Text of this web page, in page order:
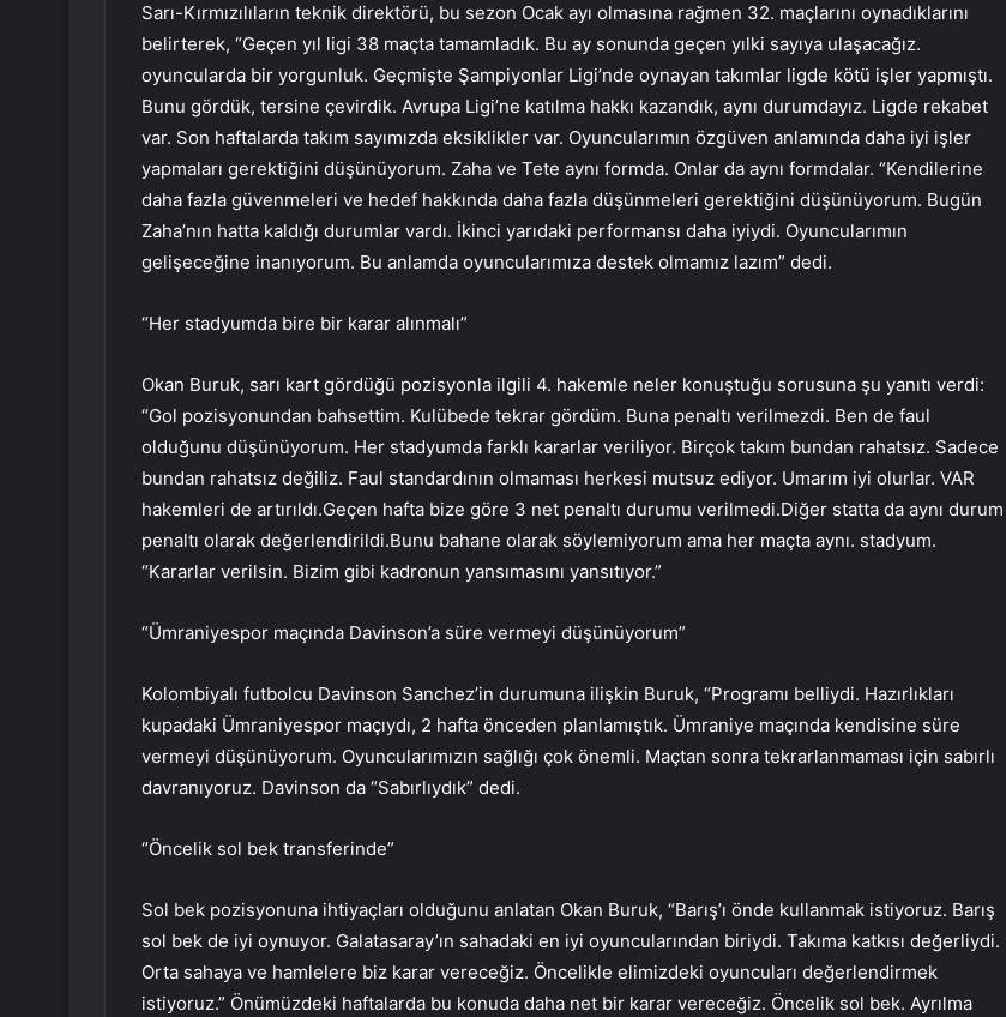
Sarı-Kırmızılıların teknik direktörü, bu sezon Ocak ayı olmasına rağmen 32. maçlarını oynadıklarını
belirterek, “Geçen yıl ligi 38 maçta tamamladık. Bu ay sonunda geçen yılki sayıya ulaşacağız.
oyuncularda bir yorgunluk. Geçmişte Şampiyonlar Ligi’nde oynayan takımlar ligde kötü işler yapmıştı.
Bunu gördük, tersine çevirdik. Avrupa Ligi’ne katılma hakkı kazandık, aynı durumdayız. Ligde rekabet
var. Son haftalarda takım sayımızda eksiklikler var. Oyuncularımın özgüven anlamında daha iyi işler
yapmaları gerektiğini düşünüyorum. Zaha ve Tete aynı formda. Onlar da aynı formdalar. “Kendilerine
daha fazla güvenmeleri ve hedef hakkında daha fazla düşünmeleri gerektiğini düşünüyorum. Bugün
Zaha’nın hatta kaldığı durumlar vardı. İkinci yarıdaki performansı daha iyiydi. Oyuncularımın
gelişeceğine inanıyorum. Bu anlamda oyuncularımıza destek olmamız lazım” dedi.
“Her stadyumda bire bir karar alınmalı”
Okan Buruk, sarı kart gördüğü pozisyonla ilgili 4. hakemle neler konuştuğu sorusuna şu yanıtı verdi:
“Gol pozisyonundan bahsettim. Kulübede tekrar gördüm. Buna penaltı verilmezdi. Ben de faul
olduğunu düşünüyorum. Her stadyumda farklı kararlar veriliyor. Birçok takım bundan rahatsız. Sadece
bundan rahatsız değiliz. Faul standardının olmaması herkesi mutsuz ediyor. Umarım iyi olurlar. VAR
hakemleri de artırıldı.Geçen hafta bize göre 3 net penaltı durumu verilmedi.Diğer statta da aynı durum
penaltı olarak değerlendirildi.Bunu bahane olarak söylemiyorum ama her maçta aynı. stadyum.
“Kararlar verilsin. Bizim gibi kadronun yansımasını yansıtıyor.”
“Ümraniyespor maçında Davinson’a süre vermeyi düşünüyorum”
Kolombiyalı futbolcu Davinson Sanchez’in durumuna ilişkin Buruk, “Programı belliydi. Hazırlıkları
kupadaki Ümraniyespor maçıydı, 2 hafta önceden planlamıştık. Ümraniye maçında kendisine süre
vermeyi düşünüyorum. Oyuncularımızın sağlığı çok önemli. Maçtan sonra tekrarlanmaması için sabırlı
davranıyoruz. Davinson da “Sabırlıydık” dedi.
“Öncelik sol bek transferinde”
Sol bek pozisyonuna ihtiyaçları olduğunu anlatan Okan Buruk, “Barış’ı önde kullanmak istiyoruz. Barış
sol bek de iyi oynuyor. Galatasaray’ın sahadaki en iyi oyuncularından biriydi. Takıma katkısı değerliydi.
Orta sahaya ve hamlelere biz karar vereceğiz. Öncelikle elimizdeki oyuncuları değerlendirmek
istiyoruz.” Önümüzdeki haftalarda bu konuda daha net bir karar vereceğiz. Öncelik sol bek. Ayrılma